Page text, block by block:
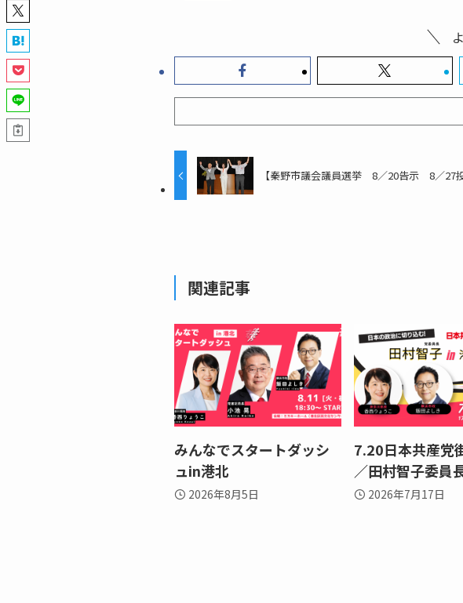
【秦野市議会議員選挙 8／20告示 8／27投
関連記事
みんなでスタートダッシ
ュin港北
2026年8月5日
7.20日本共産党
／田村智子委員
2026年7月17日